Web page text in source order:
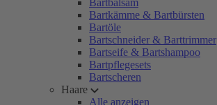
Bartbalsam
Bartkämme & Bartbürsten
Bartöle
Bartschneider & Barttrimmer
Bartseife & Bartshampoo
Bartpflegesets
Bartscheren
Haare
Alle anzeigen